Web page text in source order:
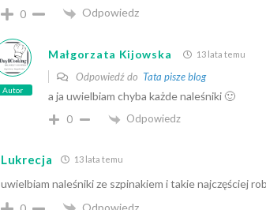
0
Odpowiedz
Autor
Małgorzata Kijowska 13 lata temu
Odpowiedź do Tata pisze blog
a ja uwielbiam chyba każde naleśniki 🙂
0 Odpowiedz
Lukrecja 13 lata temu
uwielbiam naleśniki ze szpinakiem i takie najczęściej
Odpowiedz